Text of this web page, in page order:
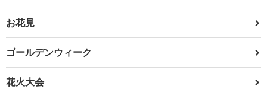
お花見
ゴールデンウィーク
花火大会